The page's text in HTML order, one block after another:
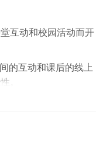
互动和校园活动而开
的互动和课后的线上
。
并获得相应学分，在满